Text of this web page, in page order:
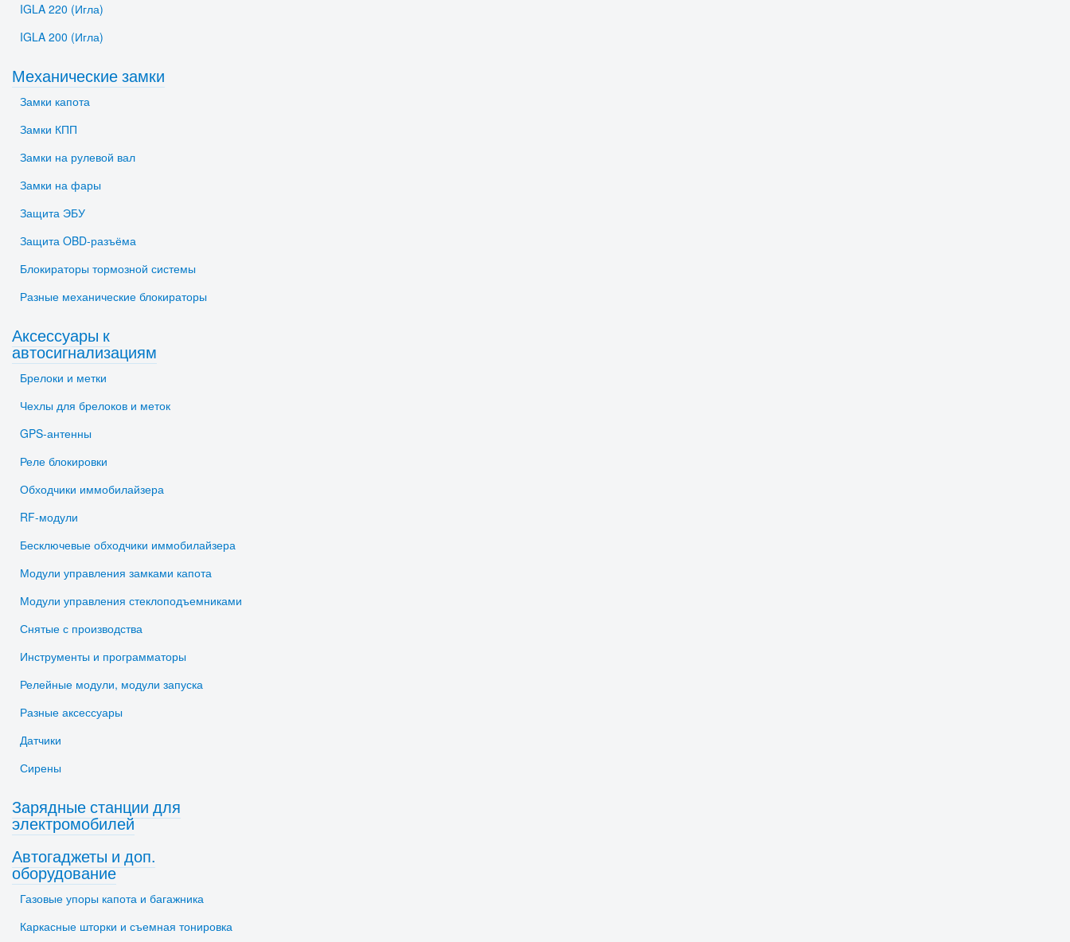
IGLA 220 (Игла)
IGLA 200 (Игла)
Механические замки
Замки капота
Замки КПП
Замки на рулевой вал
Замки на фары
Защита ЭБУ
Защита OBD-разъёма
Блокираторы тормозной системы
Разные механические блокираторы
Аксессуары к
автосигнализациям
Брелоки и метки
Чехлы для брелоков и меток
GPS-антенны
Реле блокировки
Обходчики иммобилайзера
RF-модули
Бесключевые обходчики иммобилайзера
Модули управления замками капота
Модули управления стеклоподъемниками
Снятые с производства
Инструменты и программаторы
Релейные модули, модули запуска
Разные аксессуары
Датчики
Сирены
Зарядные станции для
электромобилей
Автогаджеты и доп.
оборудование
Газовые упоры капота и багажника
Каркасные шторки и съемная тонировка